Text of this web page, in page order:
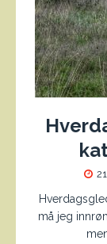
må jeg